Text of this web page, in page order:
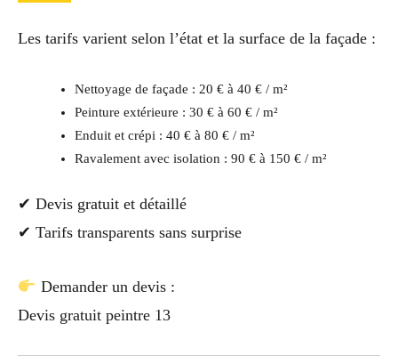
Les tarifs varient selon l’état et la surface de la façade :
Nettoyage de façade : 20 € à 40 € / m²
Peinture extérieure : 30 € à 60 € / m²
Enduit et crépi : 40 € à 80 € / m²
Ravalement avec isolation : 90 € à 150 € / m²
✔ Devis gratuit et détaillé
✔ Tarifs transparents sans surprise
Demander un devis :
Devis gratuit peintre 13